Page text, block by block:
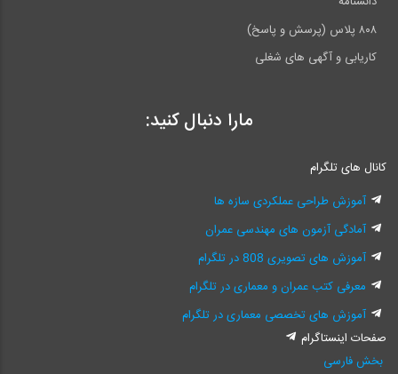
۸۰۸ پلاس (پرسش و پاسخ)
کاریابی و آگهی های شغلی
مارا دنبال کنید:
کانال های تلگرام
آموزش طراحی عملکردی سازه ها
آمادگی آزمون های مهندسی عمران
آموزش های تصویری 808 در تلگرام
معرفی کتب عمران و معماری در تلگرام
آموزش های تخصصی معماری در تلگرام
صفحات اینستاگرام
بخش فارسی